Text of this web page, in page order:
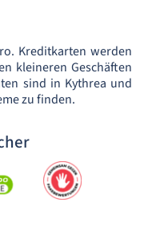
Kreditkarten werden
kleineren Geschäften
sind in Kythrea und
zu finden.